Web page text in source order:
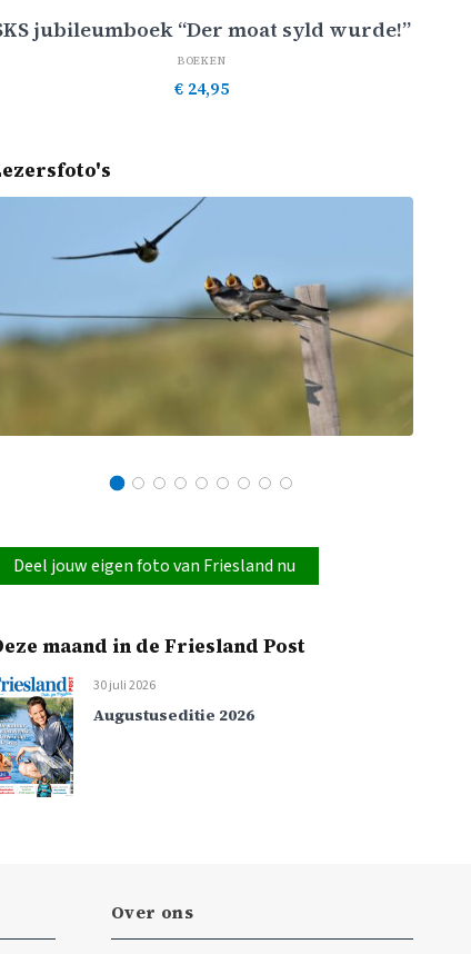
jubileumboek “Der moat syld wurde!”
BOEKEN
€ 24,95
Deel jouw eigen foto van Friesland nu
maand in de Friesland Post
30 juli 2026
Augustuseditie 2026
Over ons